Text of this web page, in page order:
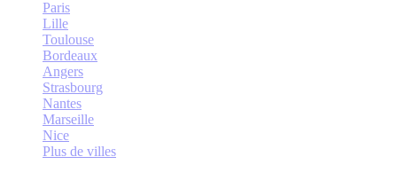
Paris
Lille
Toulouse
Bordeaux
Angers
Strasbourg
Nantes
Marseille
Nice
Plus de villes